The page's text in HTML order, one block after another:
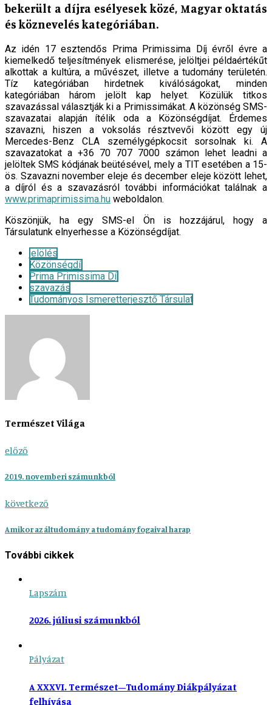
bekerült a díjra esélyesek közé, Magyar oktatás
és köznevelés kategóriában.
Az idén 17 esztendős Prima Primissima Díj évről évre a
kiemelkedő teljesítmények elismerése, jelöltjei példaértékűt
alkottak a kultúra, a művészet, illetve a tudomány területén.
Tíz kategóriában hirdetnek kiválóságokat, minden
kategóriában három jelölt kap helyet. Közülük titkos
szavazással választják ki a Primissimákat. A közönség SMS-
szavazatai alapján ítélik oda a Közönségdíjat. Érdemes
szavazni, hiszen a voksolás résztvevői között egy új
Mercedes-Benz CLA személygépkocsit sorsolnak ki. A
szavazatokat a +36 70 707 7000 számon lehet leadni a
jelöltek SMS kódjának beütésével, mely a TIT esetében a 15-
ös. Szavazni november eleje és december eleje között lehet,
a díjról és a szavazásról további információkat találnak a
www.primaprimissima.hu weboldalon.
Köszönjük, ha egy SMS-el Ön is hozzájárul, hogy a
Társulatunk elnyerhesse a Közönségdíjat.
jelölés
Közönségdíj
Prima Primissima Díj
szavazás
Tudományos Ismeretterjesztő Társulat
Természet Világa
előző
2019. novemberi számunkból
következő
Amikor az áltudomány a tudomány fogaival harap
További cikkek
Lapszám
2026. júliusi számunkból
Pályázat
A XXXVI. Természet–Tudomány Diákpályázat
felhívása